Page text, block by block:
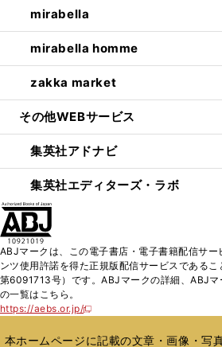
mirabella
mirabella homme
zakka market
その他WEBサービス
集英社アドナビ
集英社エディターズ・ラボ
ABJマークは、この電子書店・電子書籍配信サー
ンツ使用許諾を得た正規版配信サービスである
第6091713号）です。ABJマークの詳細、ABJマ
の一覧はこちら。
https://aebs.or.jp/
新
い
本ホームページに記載の文章・画像・写